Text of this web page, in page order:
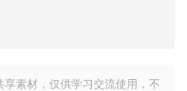
素材，仅供学习交流使用，不